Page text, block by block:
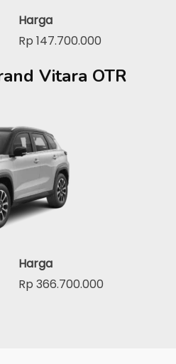
Harga
Rp 147.700.000
Vitara OTR
Harga
Rp 366.700.000